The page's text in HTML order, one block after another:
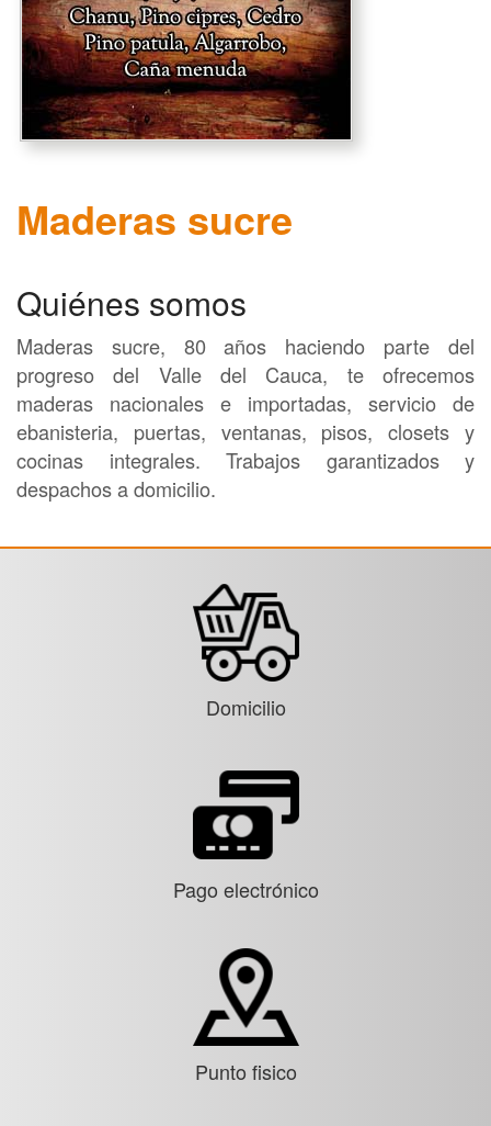
Maderas sucre
Quiénes somos
Maderas sucre, 80 años haciendo parte del
progreso del Valle del Cauca, te ofrecemos
maderas nacionales e importadas, servicio de
ebanisteria, puertas, ventanas, pisos, closets y
cocinas integrales. Trabajos garantizados y
despachos a domicilio.
Domicilio
Pago electrónico
Punto fisico